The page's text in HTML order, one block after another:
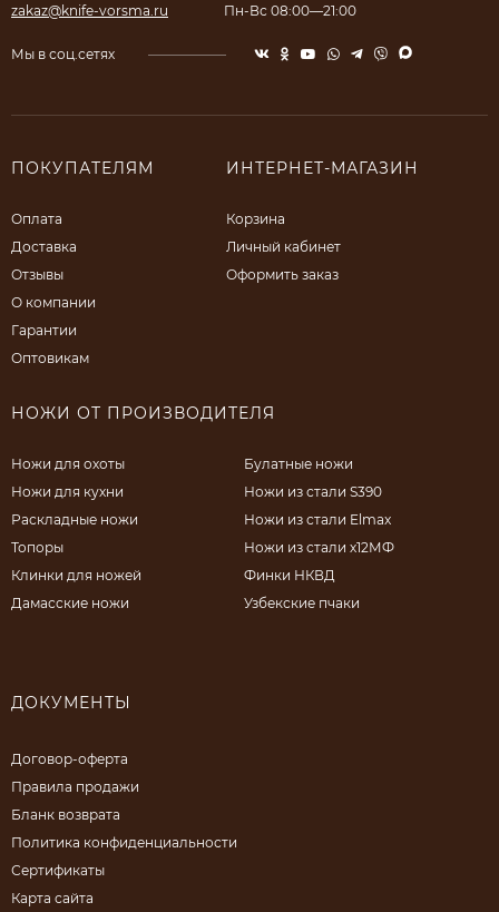
zakaz@knife-vorsma.ru Пн-Вс 08:00—21:00
Мы в соц.сетях
ПОКУПАТЕЛЯМ
Оплата
Доставка
Отзывы
О компании
Гарантии
Оптовикам
ИНТЕРНЕТ-МАГАЗИН
Корзина
Личный кабинет
Оформить заказ
НОЖИ ОТ ПРОИЗВОДИТЕЛЯ
Ножи для охоты
Ножи для кухни
Раскладные ножи
Топоры
Клинки для ножей
Дамасские ножи
Булатные ножи
Ножи из стали S390
Ножи из стали Elmax
Ножи из стали х12МФ
Финки НКВД
Узбекские пчаки
ДОКУМЕНТЫ
Договор-оферта
Правила продажи
Бланк возврата
Политика конфиденциальности
Сертификаты
Карта сайта